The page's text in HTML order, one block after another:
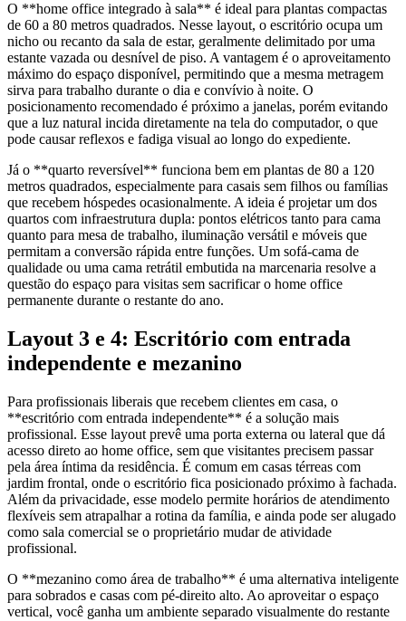
O **home office integrado à sala** é ideal para plantas compactas
de 60 a 80 metros quadrados. Nesse layout, o escritório ocupa um
nicho ou recanto da sala de estar, geralmente delimitado por uma
estante vazada ou desnível de piso. A vantagem é o aproveitamento
máximo do espaço disponível, permitindo que a mesma metragem
sirva para trabalho durante o dia e convívio à noite. O
posicionamento recomendado é próximo a janelas, porém evitando
que a luz natural incida diretamente na tela do computador, o que
pode causar reflexos e fadiga visual ao longo do expediente.
Já o **quarto reversível** funciona bem em plantas de 80 a 120
metros quadrados, especialmente para casais sem filhos ou famílias
que recebem hóspedes ocasionalmente. A ideia é projetar um dos
quartos com infraestrutura dupla: pontos elétricos tanto para cama
quanto para mesa de trabalho, iluminação versátil e móveis que
permitam a conversão rápida entre funções. Um sofá-cama de
qualidade ou uma cama retrátil embutida na marcenaria resolve a
questão do espaço para visitas sem sacrificar o home office
permanente durante o restante do ano.
Layout 3 e 4: Escritório com entrada
independente e mezanino
Para profissionais liberais que recebem clientes em casa, o
**escritório com entrada independente** é a solução mais
profissional. Esse layout prevê uma porta externa ou lateral que dá
acesso direto ao home office, sem que visitantes precisem passar
pela área íntima da residência. É comum em casas térreas com
jardim frontal, onde o escritório fica posicionado próximo à fachada.
Além da privacidade, esse modelo permite horários de atendimento
flexíveis sem atrapalhar a rotina da família, e ainda pode ser alugado
como sala comercial se o proprietário mudar de atividade
profissional.
O **mezanino como área de trabalho** é uma alternativa inteligente
para sobrados e casas com pé-direito alto. Ao aproveitar o espaço
vertical, você ganha um ambiente separado visualmente do restante